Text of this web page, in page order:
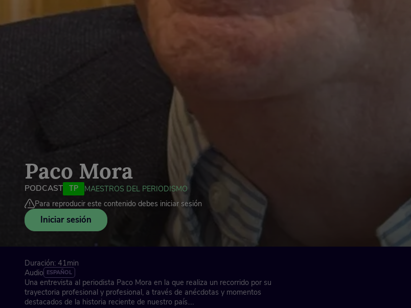
Paco Mora
PODCAST TP
MAESTROS DEL PERIODISMO
Para reproducir este contenido debes iniciar sesión
Iniciar sesión
Duración: 41min
Audio ESPAÑOL
Una entrevista al periodista Paco Mora en la que realiza un recorrido por su
trayectoria profesional y profesional, a través de anécdotas y momentos
destacados de la historia reciente de nuestro país.